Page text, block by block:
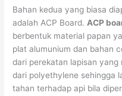
Bahan kedua yang biasa
adalah ACP Board.ACP
berbentuk material papan
plat alumunium dan bahan
dari perekatan lapisan
dari polyethylene sehingga
tahan terhadap api bila